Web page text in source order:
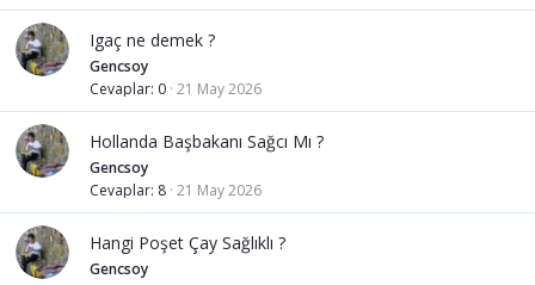
Igaç ne demek ?
Gencsoy
Cevaplar 0 21 May 2026
Hollanda Başbakanı Sağcı Mı ?
Gencsoy
Cevaplar 8 21 May 2026
Hangi Poşet Çay Sağlıklı ?
Gencsoy